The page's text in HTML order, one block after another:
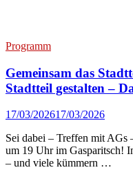
Programm
Gemeinsam das
Stadtteil gestalten –
17/03/202617/03/2026
Sei dabei – Treffen mit AGs
um 19 Uhr im Gasparitsch!
– und viele kümmern …